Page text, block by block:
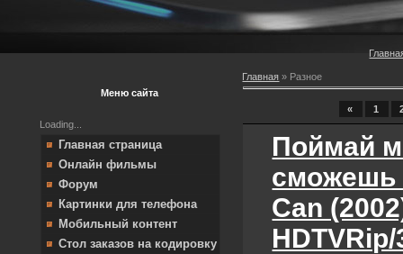
Меню сайта
Loading...
Главная страница
Онлайн фильмы
Форум
Картинки для телефона
Мобильный контент
Стол заказов на кодировку
Главная » Разное
« 1
Поймай
сможешь
Can